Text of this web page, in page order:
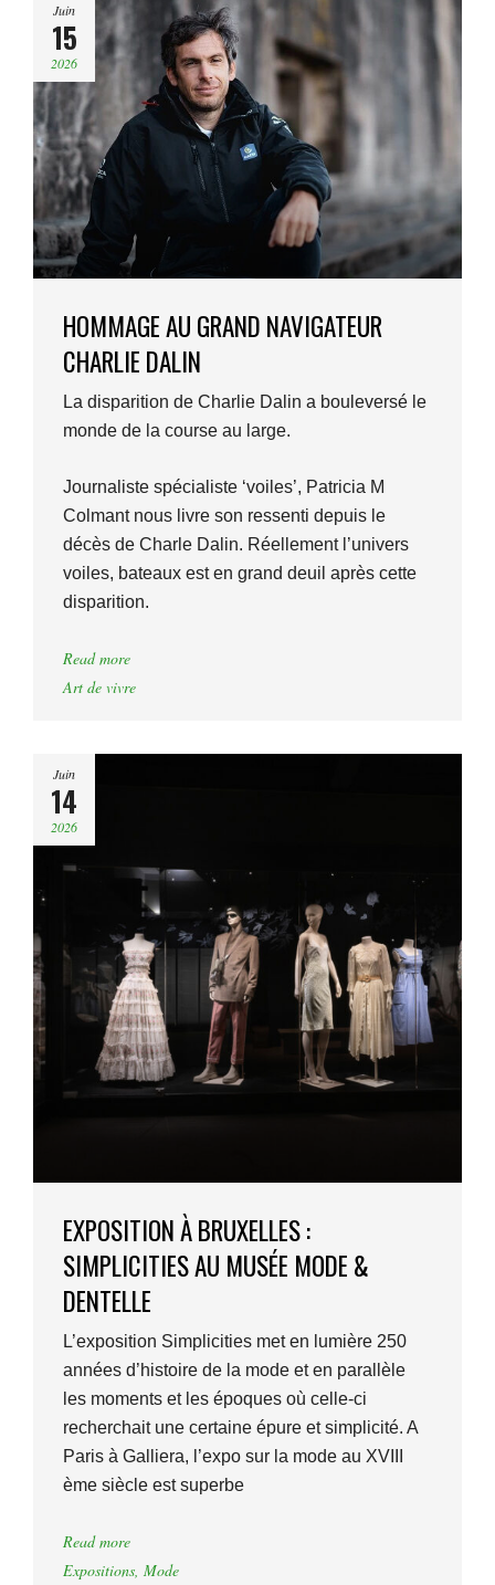
Juin
15
2026
HOMMAGE AU GRAND NAVIGATEUR
CHARLIE DALIN
La disparition de Charlie Dalin a bouleversé le
monde de la course au large.
Journaliste spécialiste ‘voiles’, Patricia M
Colmant nous livre son ressenti depuis le
décès de Charle Dalin. Réellement l’univers
voiles, bateaux est en grand deuil après cette
disparition.
Read more
Art de vivre
Juin
14
2026
EXPOSITION À BRUXELLES :
SIMPLICITIES AU MUSÉE MODE &
DENTELLE
L’exposition Simplicities met en lumière 250
années d’histoire de la mode et en parallèle
les moments et les époques où celle-ci
recherchait une certaine épure et simplicité. A
Paris à Galliera, l’expo sur la mode au XVIII
ème siècle est superbe
Read more
Expositions, Mode